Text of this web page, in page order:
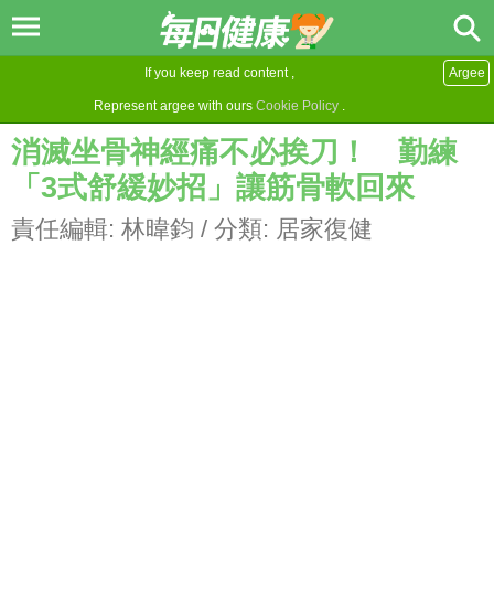
If you keep read content ,
Represent argee with ours Cookie Policy .
Argee
消滅坐骨神經痛不必挨刀！ 勤練
「3式舒緩妙招」讓筋骨軟回來
責任編輯: 林暐鈞 / 分類: 居家復健